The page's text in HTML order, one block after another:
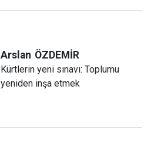
Arslan ÖZDEMİR
Kürtlerin yeni sınavı: Toplumu
yeniden inşa etmek